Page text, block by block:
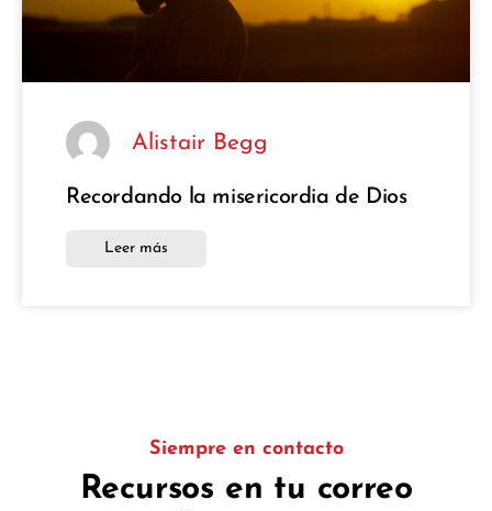
Alistair Begg
Recordando la misericordia de Dios
Leer más
Siempre en contacto
Recursos en tu correo